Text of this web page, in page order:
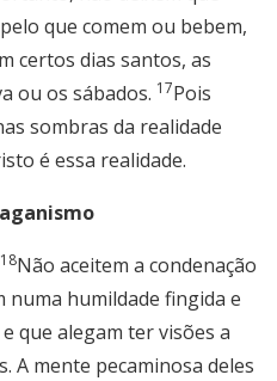
que comem ou bebem,
certos dias santos, as
ou os sábados. 17Pois
sombras da realidade
é essa realidade.
18Não aceitem a condenação
numa humildade fingida e
que alegam ter visões a
A mente pecaminosa deles